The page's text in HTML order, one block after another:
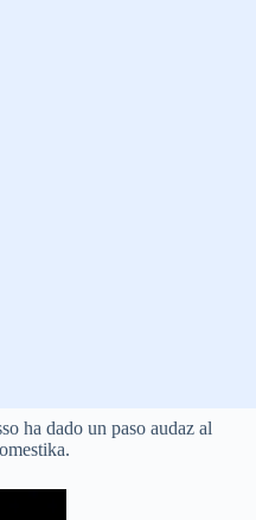
ha dado un paso audaz al